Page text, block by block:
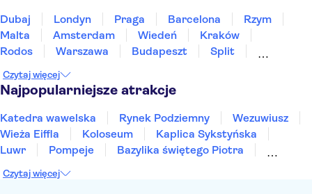
Dubaj Londyn Praga Barcelona
Rzym
Malta
Amsterdam Wiedeń
Kraków
Rodos
Warszawa Budapeszt
Split
Sopot
Gdynia Zakopane
Czytaj więcej
Najpopularniejsze atrakcje
Katedra wawelska Rynek Podziemny
Wezuwiusz
Wieża Eiffla
Koloseum
Kaplica Sykstyńska
Luwr
Pompeje
Bazylika świętego Piotra
Etna
Wawel
Czytaj więcej